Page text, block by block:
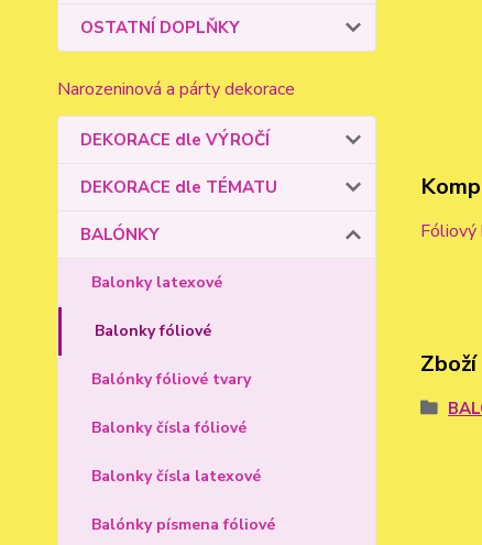
OSTATNÍ DOPLŇKY
Narozeninová a párty dekorace
DEKORACE dle VÝROČÍ
DEKORACE dle TÉMATU
BALÓNKY
Balonky latexové
Balonky fóliové
Balónky fóliové tvary
Balonky čísla fóliové
Balonky čísla latexové
Balónky písmena fóliové